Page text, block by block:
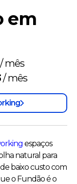
em
mês
/mês
espaços
natural para
baixo custo com
o Fundão é o